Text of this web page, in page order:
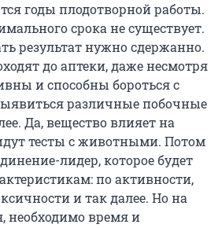
годы плодотворной работы.
срока не существует.
результат нужно сдержанно.
до аптеки, даже несмотря
и способны бороться с
различные побочные
Да, вещество влияет на
тесты с животными. Потом
лидер, которое будет
по активности,
и так далее. Но на
необходимо время и